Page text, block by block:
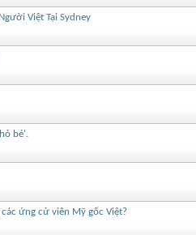
Việt Tại Sydney
bé'.
ứng cử viên Mỹ gốc Việt?